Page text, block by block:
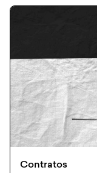
Contratos